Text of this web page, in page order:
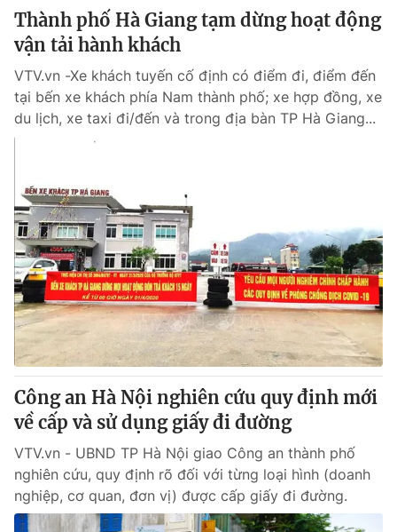
Thành phố Hà Giang tạm dừng hoạt động
vận tải hành khách
VTV.vn -Xe khách tuyến cố định có điểm đi, điểm đến
tại bến xe khách phía Nam thành phố; xe hợp đồng, xe
du lịch, xe taxi đi/đến và trong địa bàn TP Hà Giang...
Công an Hà Nội nghiên cứu quy định mới
về cấp và sử dụng giấy đi đường
VTV.vn - UBND TP Hà Nội giao Công an thành phố
nghiên cứu, quy định rõ đối với từng loại hình (doanh
nghiệp, cơ quan, đơn vị) được cấp giấy đi đường.